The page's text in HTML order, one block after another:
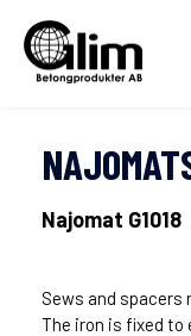
Najomat G1018
Sews and spacers
The iron is fixed